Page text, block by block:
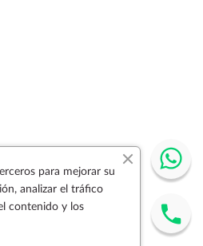
para mejorar su
analizar el tráfico
contenido y los